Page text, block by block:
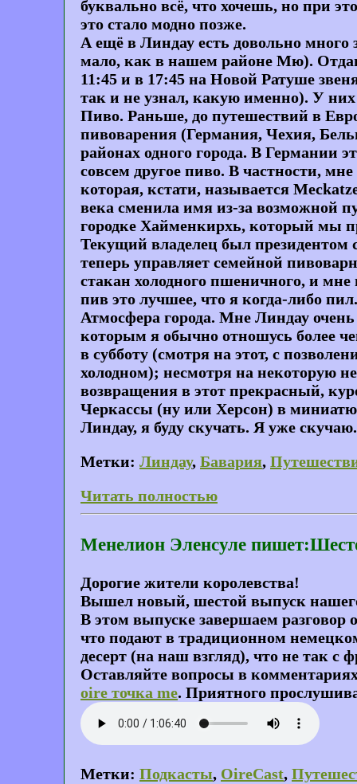
буквально всё, что хочешь, но при
это стало модно позже.
А ещё в Линдау есть довольно
мало, как в нашем районе Мю). Отдаю
11:45 и в 17:45 на Новой Ратуше
так и не узнал, какую именно). У
Пиво. Раньше, до путешествий в
пивоварения (Германия, Чехия,
районах одного города. В Германии
совсем другое пиво. В частности,
которая, кстати, называется
века сменила имя из-за возможной
городке Хайменкирхь, который мы
Текущий владелец был президентом
теперь управляет семейной
стакан холодного пшеничного, и
пив это лучшее, что я когда-либо пил.
Атмосфера города. Мне Линдау
которым я обычно отношусь более
в субботу (смотря на этот, с
холодном); несмотря на некоторую
возвращения в этот прекрасный,
Черкассы (ну или Херсон) в
Линдау, я буду скучать. Я уже скучаю.
Метки: Линдау, Бавария,
Читать полностью
Менелион Эленсуле
Дорогие жители королевства!
Вышел новый, шестой выпуск
В этом выпуске завершаем разговор
что подают в традиционном
десерт (на наш взгляд), что не так
Оставляйте вопросы в
oire точка me. Приятного
Метки: Подкасты, OireCast,